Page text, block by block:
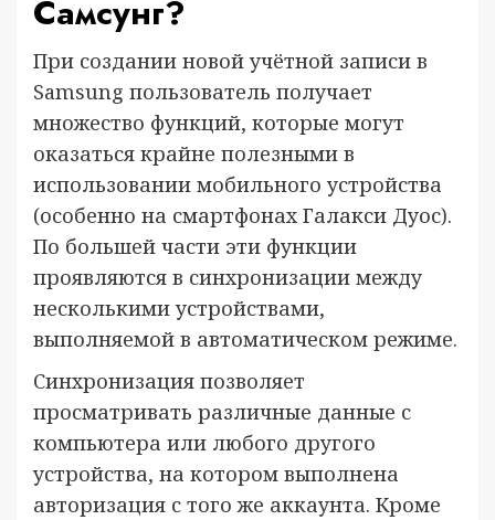
Самсунг?
При создании новой учётной записи в
Samsung пользователь получает
множество функций, которые могут
оказаться крайне полезными в
использовании мобильного устройства
(особенно на смартфонах Галакси Дуос).
По большей части эти функции
проявляются в синхронизации между
несколькими устройствами,
выполняемой в автоматическом режиме.
Синхронизация позволяет
просматривать различные данные с
компьютера или любого другого
устройства, на котором выполнена
авторизация с того же аккаунта. Кроме